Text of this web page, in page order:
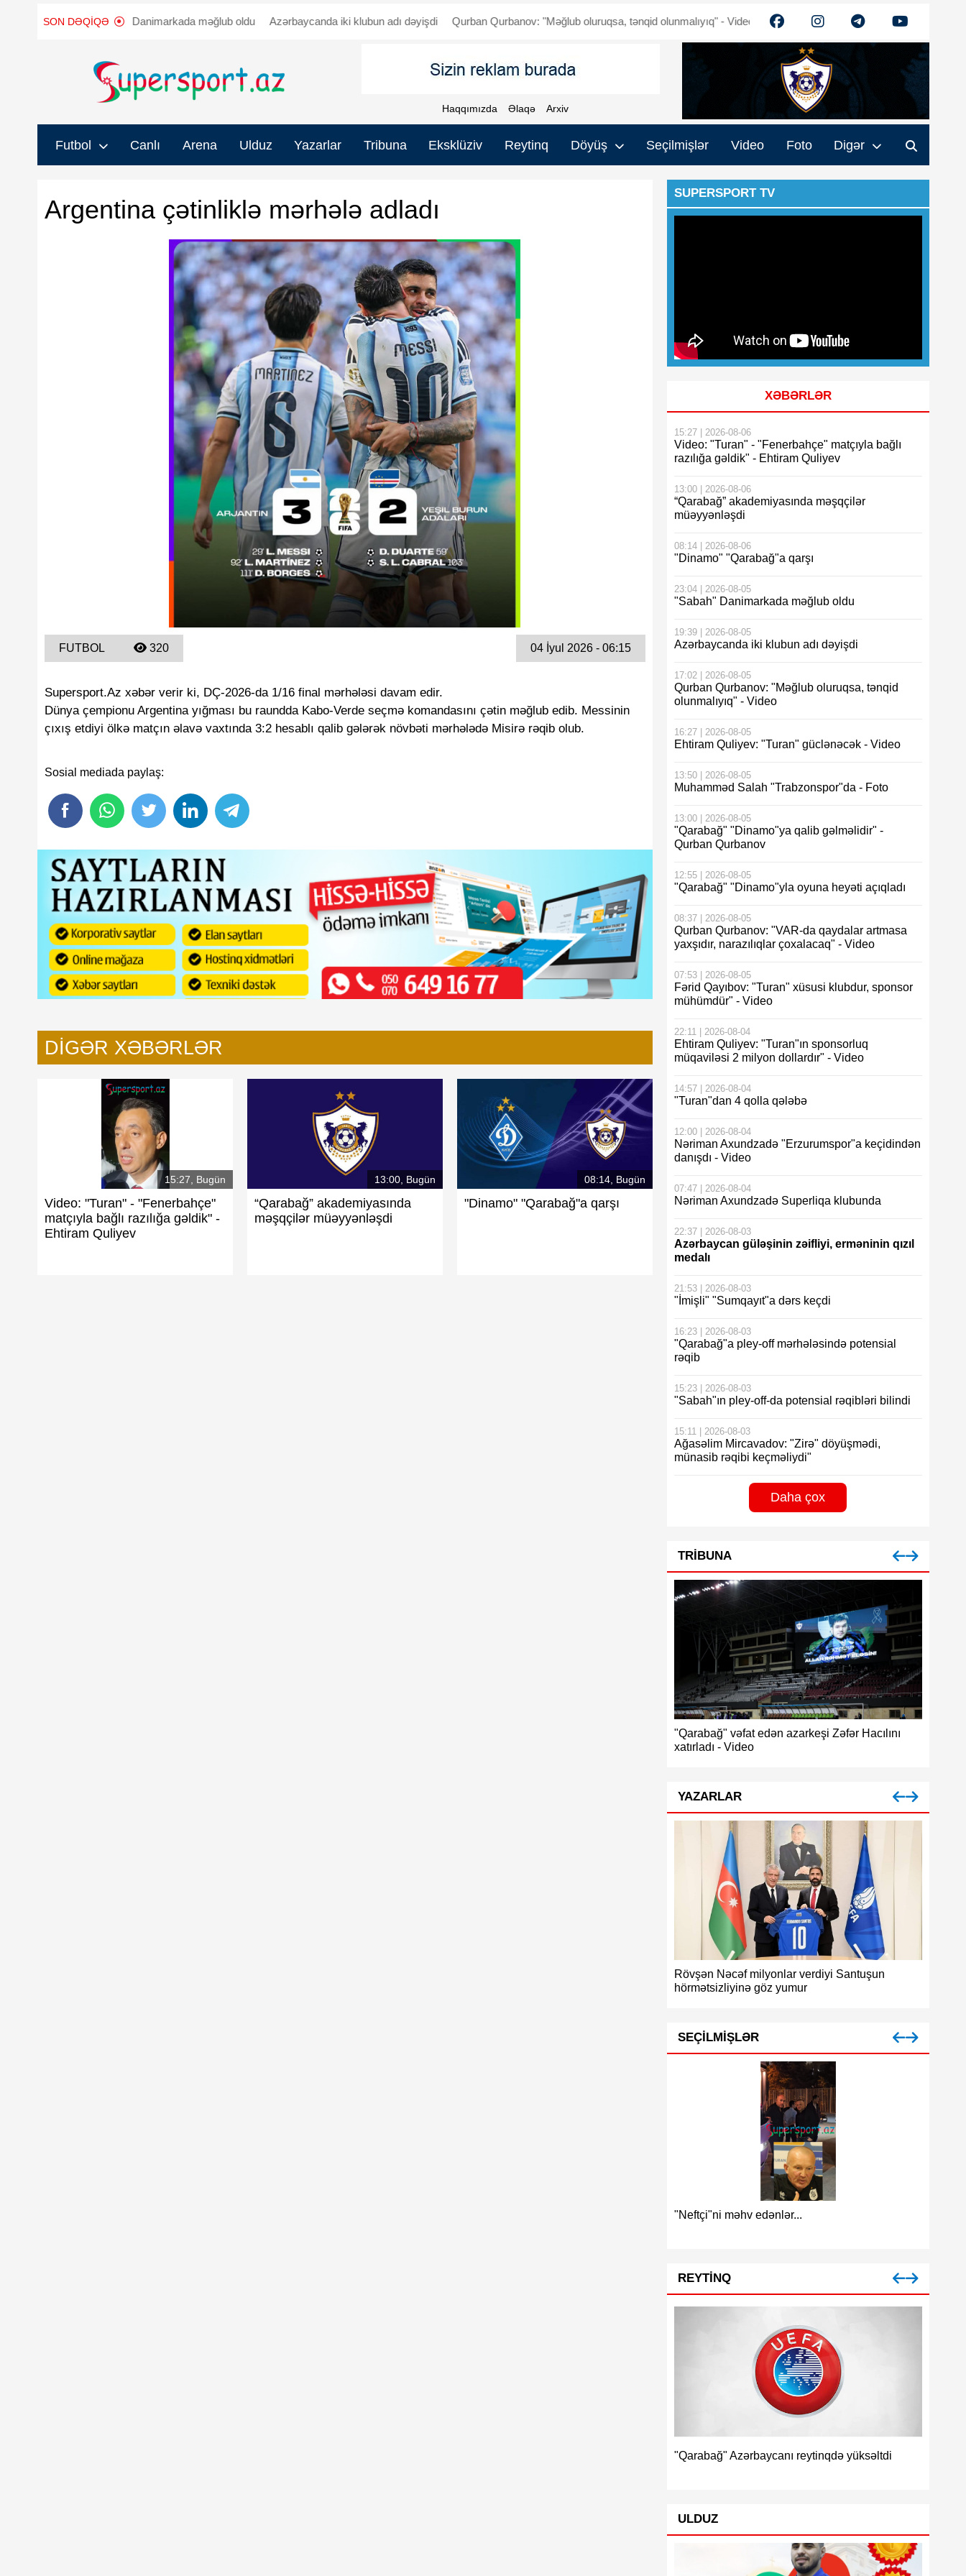
SON DƏQIQƏ
qarşı "Sabah" Danimarkada məğlub oldu Azərbaycanda iki klubun adı dəyişdi Qurban Qurbanov: "Məğlub oluruqsa, tənqid olunmalıyıq" - Video Ehtiram Quliyev: "Turan" güclənəcək - Video
Haqqımızda Əlaqə Arxiv
Futbol Canlı Arena Ulduz Yazarlar Tribuna Eksklüziv Reytinq Döyüş Seçilmişlər Video Foto Digər
Argentina çətinliklə mərhələ adladı
FUTBOL 320 04 İyul 2026 - 06:15
Supersport.Az xəbər verir ki, DÇ-2026-da 1/16 final mərhələsi davam edir.
Dünya çempionu Argentina yığması bu raundda Kabo-Verde seçmə komandasını çətin məğlub edib. Messinin
çıxış etdiyi ölkə matçın əlavə vaxtında 3:2 hesablı qalib gələrək növbəti mərhələdə Misirə rəqib olub.
Sosial mediada paylaş:
DIGƏR XƏBƏRLƏR
15:27, Bugün
Video: "Turan" - "Fenerbahçe"
matçıyla bağlı razılığa gəldik" -
Ehtiram Quliyev
13:00, Bugün
“Qarabağ” akademiyasında
məşqçilər müəyyənləşdi
08:14, Bugün
"Dinamo" "Qarabağ"a qarşı
SUPERSPORT TV
XƏBƏRLƏR
15:27 | 2026-08-06
Video: "Turan" - "Fenerbahçe" matçıyla bağlı
razılığa gəldik" - Ehtiram Quliyev
13:00 | 2026-08-06
“Qarabağ” akademiyasında məşqçilər
müəyyənləşdi
08:14 | 2026-08-06
"Dinamo" "Qarabağ"a qarşı
23:04 | 2026-08-05
"Sabah" Danimarkada məğlub oldu
19:39 | 2026-08-05
Azərbaycanda iki klubun adı dəyişdi
17:02 | 2026-08-05
Qurban Qurbanov: "Məğlub oluruqsa, tənqid
olunmalıyıq" - Video
16:27 | 2026-08-05
Ehtiram Quliyev: "Turan" güclənəcək - Video
13:50 | 2026-08-05
Muhamməd Salah "Trabzonspor"da - Foto
13:00 | 2026-08-05
"Qarabağ" "Dinamo"ya qalib gəlməlidir" -
Qurban Qurbanov
12:55 | 2026-08-05
"Qarabağ" "Dinamo"yla oyuna heyəti açıqladı
08:37 | 2026-08-05
Qurban Qurbanov: "VAR-da qaydalar artmasa
yaxşıdır, narazılıqlar çoxalacaq" - Video
07:53 | 2026-08-05
Fərid Qayıbov: "Turan" xüsusi klubdur, sponsor
mühümdür" - Video
22:11 | 2026-08-04
Ehtiram Quliyev: "Turan"ın sponsorluq
müqaviləsi 2 milyon dollardır" - Video
14:57 | 2026-08-04
"Turan"dan 4 qolla qələbə
12:00 | 2026-08-04
Nəriman Axundzadə "Erzurumspor"a keçidindən
danışdı - Video
07:47 | 2026-08-04
Nəriman Axundzadə Superliqa klubunda
22:37 | 2026-08-03
Azərbaycan güləşinin zəifliyi, erməninin qızıl
medalı
21:53 | 2026-08-03
"İmişli" "Sumqayıt"a dərs keçdi
16:23 | 2026-08-03
"Qarabağ"a pley-off mərhələsində potensial
rəqib
15:23 | 2026-08-03
"Sabah"ın pley-off-da potensial rəqibləri bilindi
15:11 | 2026-08-03
Ağasəlim Mircavadov: "Zirə" döyüşmədi,
münasib rəqibi keçməliydi"
Daha çox
TRIBUNA
"Qarabağ" vəfat edən azarkeşi Zəfər Hacılını
xatırladı - Video
YAZARLAR
Rövşən Nəcəf milyonlar verdiyi Santuşun
hörmətsizliyinə göz yumur
SEÇILMIŞLƏR
"Neftçi"ni məhv edənlər...
REYTINQ
"Qarabağ" Azərbaycanı reytinqdə yüksəltdi
ULDUZ